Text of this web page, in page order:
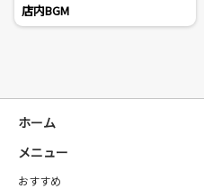
店内BGM
ホーム
メニュー
おすすめ